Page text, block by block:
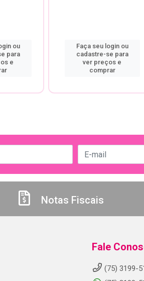
ou
para
e
Faça seu login ou
cadastre-se para
ver preços e
comprar
Notas Fiscais
Fale
(75) 3199-